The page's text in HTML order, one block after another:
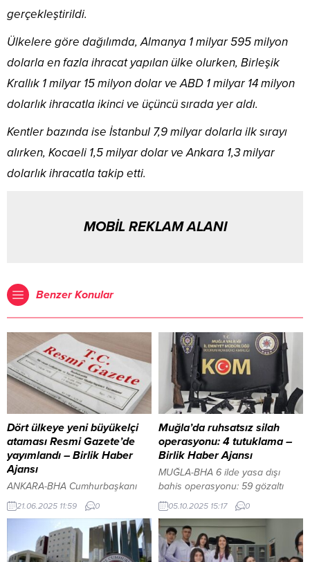
gerçekleştirildi.
Ülkelere göre dağılımda, Almanya 1 milyar 595 milyon
dolarla en fazla ihracat yapılan ülke olurken, Birleşik
Krallık 1 milyar 15 milyon dolar ve ABD 1 milyar 14 milyon
dolarlık ihracatla ikinci ve üçüncü sırada yer aldı.
Kentler bazında ise İstanbul 7,9 milyar dolarla ilk sırayı
alırken, Kocaeli 1,5 milyar dolar ve Ankara 1,3 milyar
dolarlık ihracatla takip etti.
MOBİL REKLAM ALANI
Benzer Konular
Dört ülkeye yeni büyükelçi
ataması Resmi Gazete’de
yayımlandı – Birlik Haber
Ajansı
ANKARA-BHA Cumhurbaşkanı
Recep Tayyip Erdoğan’ın imzasını
taşıyan atama kararları Resmi
Gazete’de yayımlanarak
yürürlüğe girdi. Karara göre, dört
ülkeye yeni büyükelçiler atandı.
21.06.2025 11:59 0
Muğla’da ruhsatsız silah
operasyonu: 4 tutuklama –
Birlik Haber Ajansı
MUĞLA-BHA 6 ilde yasa dışı
bahis operasyonu: 59 gözaltı
İçeriği Görüntüle Muğla’da
ruhsatsız silah bulunduran ve
sosyal medya üzerinden
paylaşım yapanlara yönelik
düzenlenen operasyonda çok
05.10.2025 15:17 0